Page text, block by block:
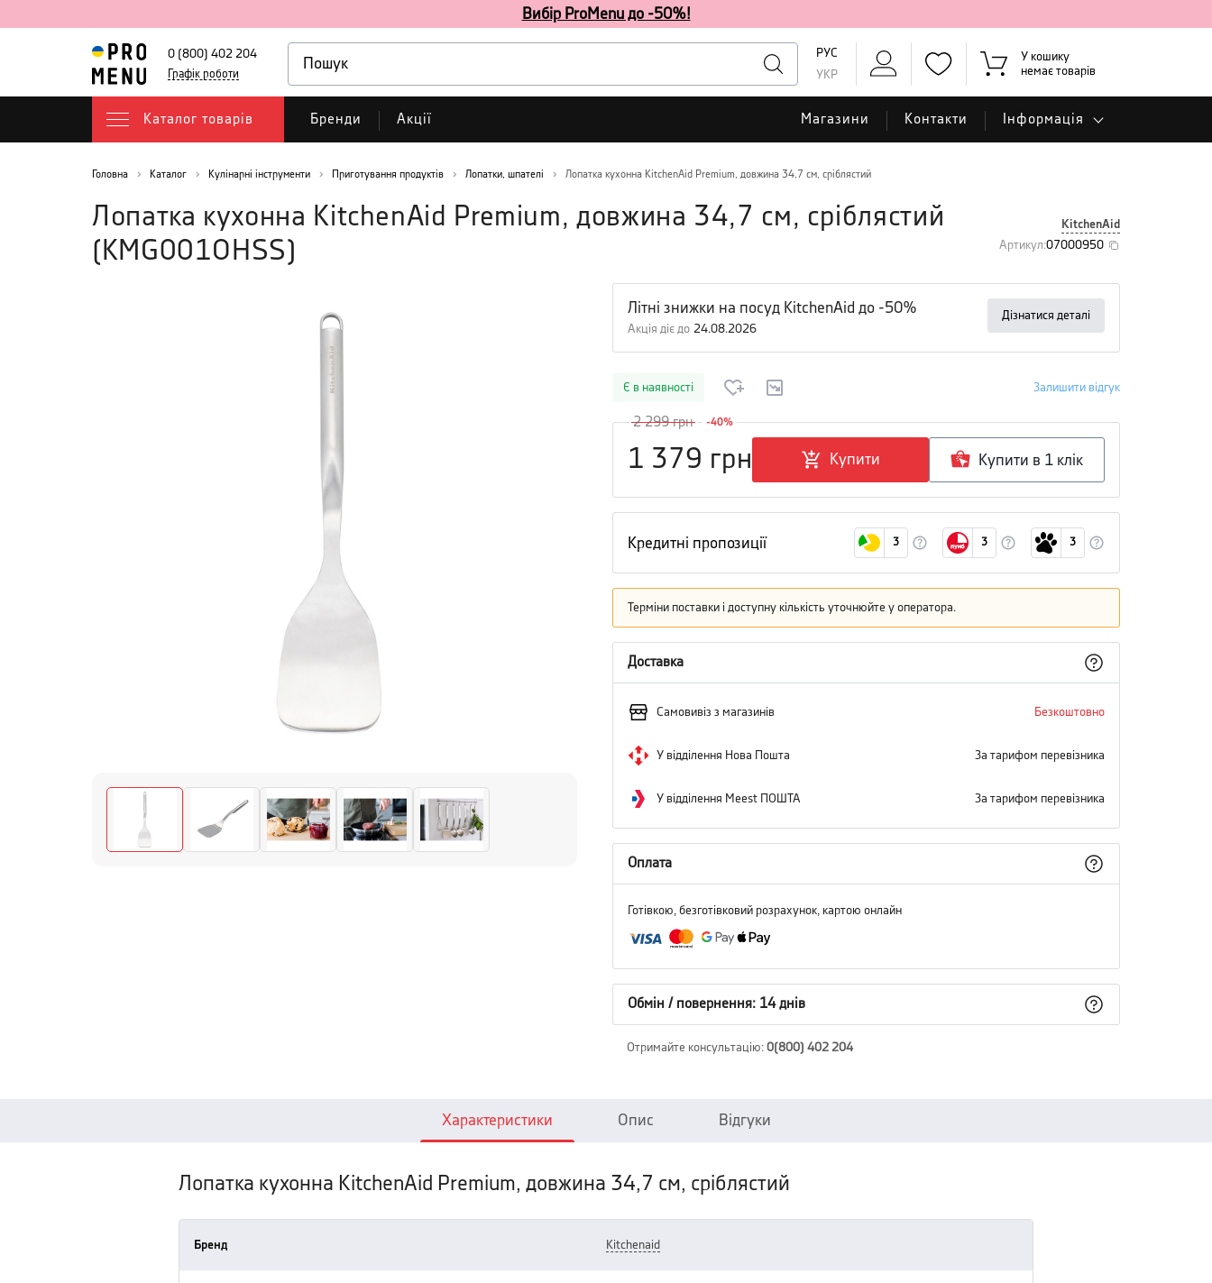
Вибір ProMenu до -50%!
0 (800) 402 204
Графік роботи
РУС
УКР
У кошику
немає товарів
Каталог товарів Бренди Акції Магазини Контакти Інформація
Головна Каталог Кулінарні інструменти Приготування продуктів Лопатки, шпателі Лопатка кухонна KitchenAid Premium, довжина 34,7 см, сріблястий
Лопатка кухонна KitchenAid Premium, довжина 34,7 см, сріблястий
( KMG001OHSS )
KitchenAid
Артикул:07000950
Літні знижки на посуд KitchenAid до -50%
Акція діє до 24.08.2026
Дізнатися деталі
Є в наявності Залишити відгук
2 299грн -40%
1 379 грн Купити Купити в 1 клiк
Кредитні пропозиції 3 3 3
Терміни поставки і доступну кількість уточнюйте у оператора.
Доставка
Самовивіз з магазинів Безкоштовно
У відділення Нова Пошта За тарифом перевізника
У відділення Meest ПОШТА За тарифом перевізника
Оплата
Готівкою, безготівковий розрахунок, картою онлайн
Обмін / повернення: 14 днів
Отримайте консультацію: 0(800) 402 204
Характеристики Опис Відгуки
Лопатка кухонна KitchenAid Premium, довжина 34,7 см, сріблястий
Бренд kitchenaid